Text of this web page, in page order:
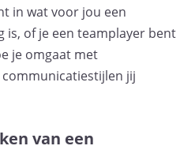
in wat voor jou een
is, of je een teamplayer bent
je omgaat met
jij
van een